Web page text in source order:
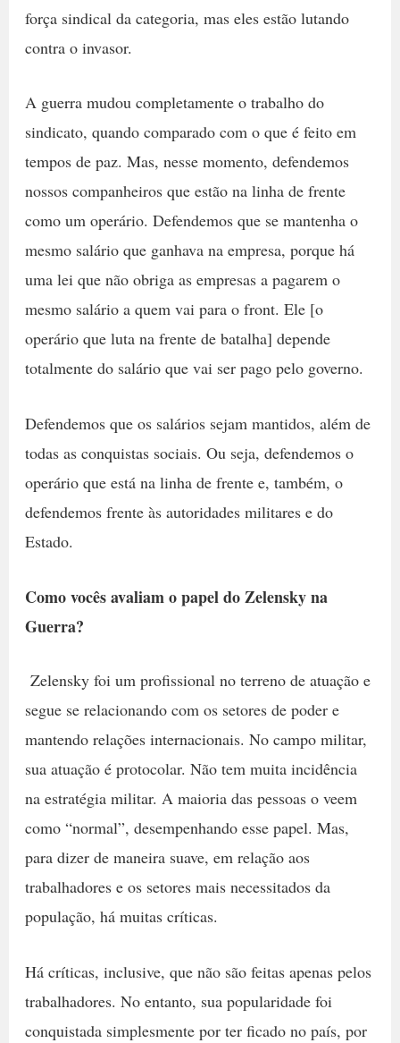
força sindical da categoria, mas eles estão lutando
contra o invasor.
A guerra mudou completamente o trabalho do
sindicato, quando comparado com o que é feito em
tempos de paz. Mas, nesse momento, defendemos
nossos companheiros que estão na linha de frente
como um operário. Defendemos que se mantenha o
mesmo salário que ganhava na empresa, porque há
uma lei que não obriga as empresas a pagarem o
mesmo salário a quem vai para o front. Ele [o
operário que luta na frente de batalha] depende
totalmente do salário que vai ser pago pelo governo.
Defendemos que os salários sejam mantidos, além de
todas as conquistas sociais. Ou seja, defendemos o
operário que está na linha de frente e, também, o
defendemos frente às autoridades militares e do
Estado.
Como vocês avaliam o papel do Zelensky na
Guerra?
Zelensky foi um profissional no terreno de atuação e
segue se relacionando com os setores de poder e
mantendo relações internacionais. No campo militar,
sua atuação é protocolar. Não tem muita incidência
na estratégia militar. A maioria das pessoas o veem
como “normal”, desempenhando esse papel. Mas,
para dizer de maneira suave, em relação aos
trabalhadores e os setores mais necessitados da
população, há muitas críticas.
Há críticas, inclusive, que não são feitas apenas pelos
trabalhadores. No entanto, sua popularidade foi
conquistada simplesmente por ter ficado no país, por